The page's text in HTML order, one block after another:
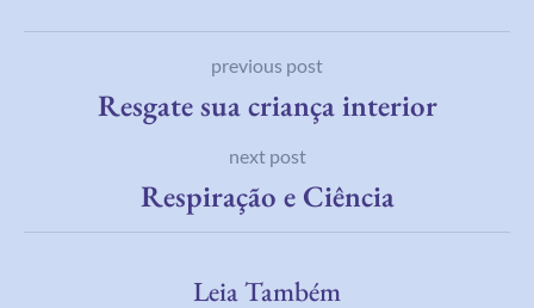
previous post
Resgate sua criança interior
next post
Respiração e Ciência
Leia Também